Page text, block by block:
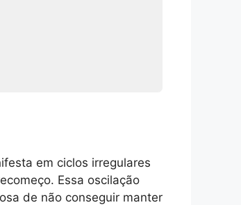
em ciclos irregulares
Essa oscilação
de não conseguir manter